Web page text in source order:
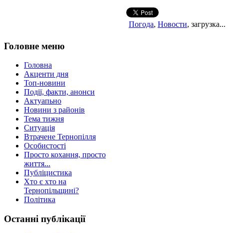
Погода, Новости, загрузка...
Головне меню
Головна
Акценти дня
Топ-новини
Події, факти, анонси
Актуапьно
Новини з районів
Тема тижня
Ситуація
Втрачене Тернопілля
Особистості
Просто кохання, просто
життя...
Публіцистика
Хто є хто на
Тернопільщині?
Політика
Останні публікації